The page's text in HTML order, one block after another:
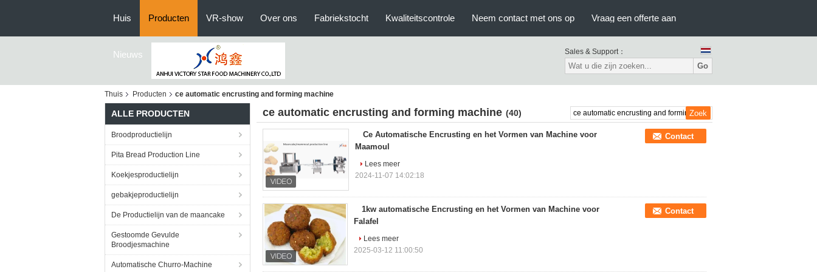
Huis Producten VR-show Over ons Fabriekstocht Kwaliteitscontrole Neem contact met ons op Vraag een offerte aan
Nieuws Sales & Support：
Go
Thuis Producten ce automatic encrusting and forming machine
ALLE PRODUCTEN
Broodproductielijn
Pita Bread Production Line
Koekjesproductielijn
gebakjeproductielijn
De Productielijn van de maancake
Gestoomde Gevulde
Broodjesmachine
Automatische Churro-Machine
ce automatic encrusting and forming machine (40)
Ce Automatische Encrusting en het Vormen van Machine voor
Maamoul
Contact
Lees meer
2024-11-07 14:02:18
1kw automatische Encrusting en het Vormen van Machine voor
Falafel
Contact
Lees meer
2025-03-12 11:00:50